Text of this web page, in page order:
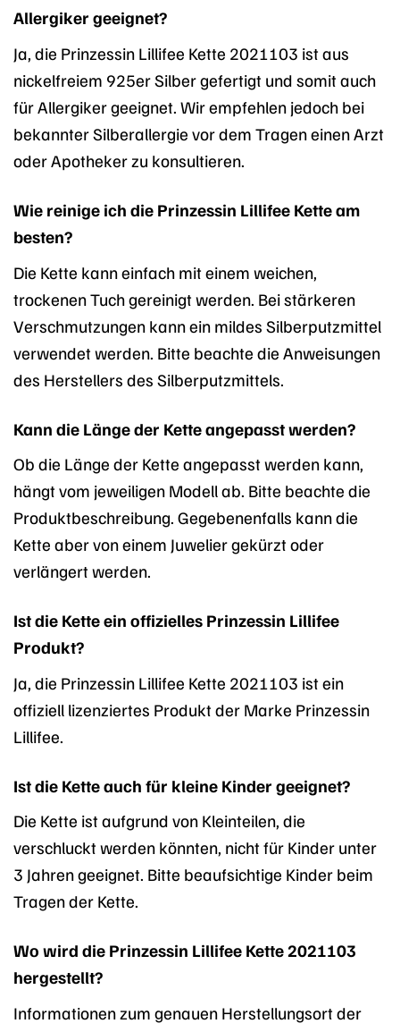
Allergiker geeignet?
Ja, die Prinzessin Lillifee Kette 2021103 ist aus
nickelfreiem 925er Silber gefertigt und somit auch
für Allergiker geeignet. Wir empfehlen jedoch bei
bekannter Silberallergie vor dem Tragen einen Arzt
oder Apotheker zu konsultieren.
Wie reinige ich die Prinzessin Lillifee Kette am
besten?
Die Kette kann einfach mit einem weichen,
trockenen Tuch gereinigt werden. Bei stärkeren
Verschmutzungen kann ein mildes Silberputzmittel
verwendet werden. Bitte beachte die Anweisungen
des Herstellers des Silberputzmittels.
Kann die Länge der Kette angepasst werden?
Ob die Länge der Kette angepasst werden kann,
hängt vom jeweiligen Modell ab. Bitte beachte die
Produktbeschreibung. Gegebenenfalls kann die
Kette aber von einem Juwelier gekürzt oder
verlängert werden.
Ist die Kette ein offizielles Prinzessin Lillifee
Produkt?
Ja, die Prinzessin Lillifee Kette 2021103 ist ein
offiziell lizenziertes Produkt der Marke Prinzessin
Lillifee.
Ist die Kette auch für kleine Kinder geeignet?
Die Kette ist aufgrund von Kleinteilen, die
verschluckt werden könnten, nicht für Kinder unter
3 Jahren geeignet. Bitte beaufsichtige Kinder beim
Tragen der Kette.
Wo wird die Prinzessin Lillifee Kette 2021103
hergestellt?
Informationen zum genauen Herstellungsort der